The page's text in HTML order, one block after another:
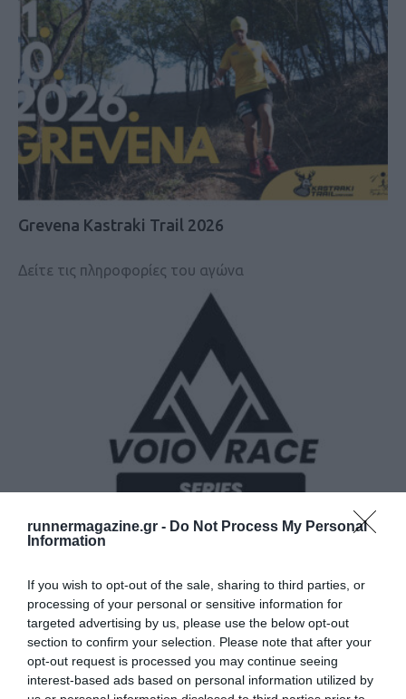
runnermagazine.gr - Do Not Process My Personal
Information
If you wish to opt-out of the sale, sharing to third parties, or
processing of your personal or sensitive information for
targeted advertising by us, please use the below opt-out
section to confirm your selection. Please note that after your
opt-out request is processed you may continue seeing
interest-based ads based on personal information utilized by
Grevena Kastraki Trail 2026
Δείτε τις πληροφορίες του αγώνα
Voio Race Series 2026 – Avgerinos Race
Δείτε τις πληροφορίες της διοργάνωσης